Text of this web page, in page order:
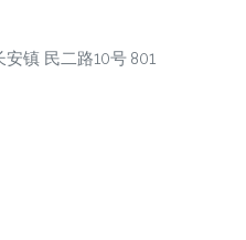
镇 民二路10号 801